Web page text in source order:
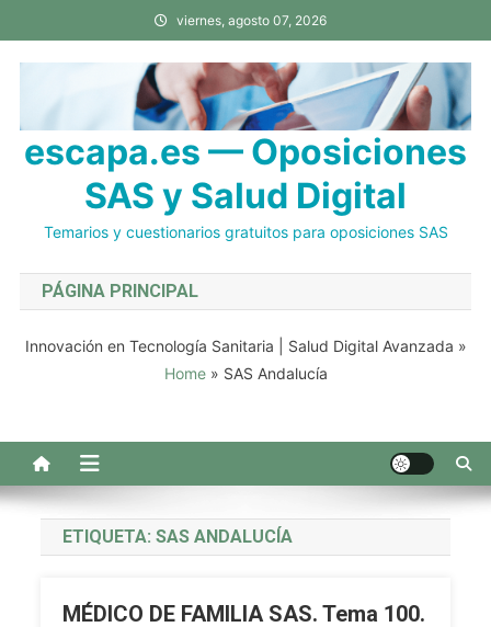
al
contenido
viernes, agosto 07, 2026
escapa.es — Oposiciones
SAS y Salud Digital
Temarios y cuestionarios gratuitos para oposiciones SAS
PÁGINA PRINCIPAL
Innovación en Tecnología Sanitaria | Salud Digital Avanzada »
Home » SAS Andalucía
ETIQUETA:SAS ANDALUCÍA
MÉDICO DE FAMILIA SAS. Tema 100.